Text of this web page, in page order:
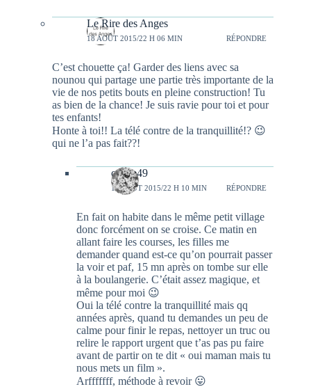
Le Rire des Anges
18 AOÛT 2015/22 H 06 MIN RÉPONDRE
C’est chouette ça! Garder des liens avec sa
nounou qui partage une partie très importante de la
vie de nos petits bouts en pleine construction! Tu
as bien de la chance! Je suis ravie pour toi et pour
tes enfants!
Honte à toi!! La télé contre de la tranquillité!? 😉
qui ne l’a pas fait??!
celine49
18 AOÛT 2015/22 H 10 MIN RÉPONDRE
En fait on habite dans le même petit village
donc forcément on se croise. Ce matin en
allant faire les courses, les filles me
demander quand est-ce qu’on pourrait passer
la voir et paf, 15 mn après on tombe sur elle
à la boulangerie. C’était assez magique, et
même pour moi 😉
Oui la télé contre la tranquillité mais qq
années après, quand tu demandes un peu de
calme pour finir le repas, nettoyer un truc ou
relire le rapport urgent que t’as pas pu faire
avant de partir on te dit « oui maman mais tu
nous mets un film ».
Arfffffff, méthode à revoir 😛